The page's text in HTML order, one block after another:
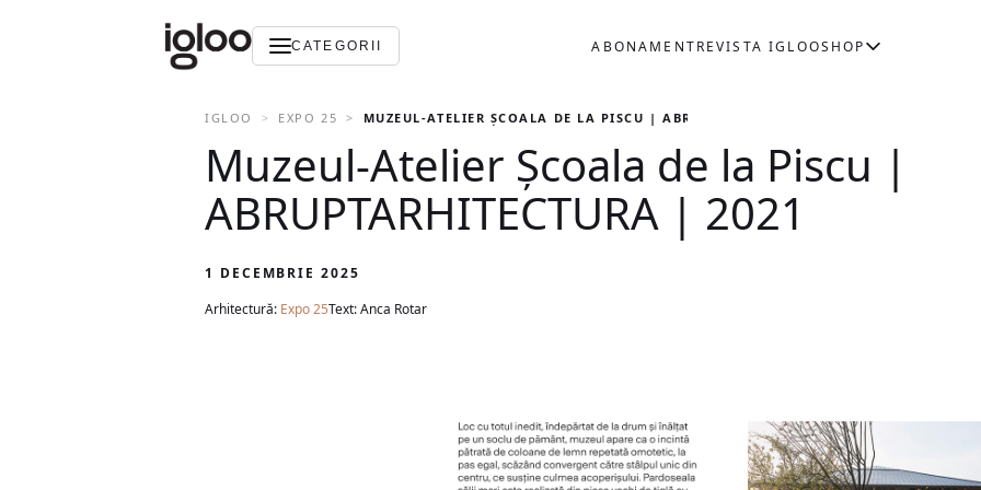
CATEGORII ABONAMENTREVISTA IGLOOSHOP
IGLOO EXPO 25 MUZEUL-ATELIER ȘCOALA DE LA PISCU | ABRUPTARHITECTURA | 2021
Muzeul-Atelier Școala de la Piscu |
ABRUPTARHITECTURA | 2021
1 DECEMBRIE 2025
Arhitectură: Expo 25Text: Anca Rotar